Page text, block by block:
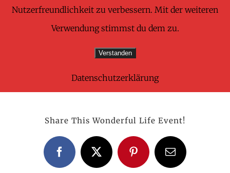
Share This Wonderful Life Event!
FacebookX PinterestE-
Mail
Nutzerfreundlichkeit zu verbessern. Mit der weiteren
Verwendung stimmst du dem zu.
Verstanden
Datenschutzerklärung